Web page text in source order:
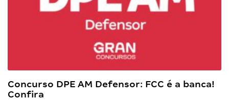
Concurso DPE AM Defensor: FCC é a banca!
Confira